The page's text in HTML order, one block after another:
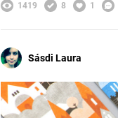
1419 8 1
Sásdi Laura